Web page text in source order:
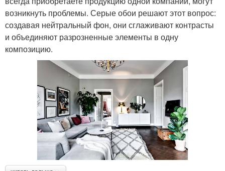
возникнуть проблемы. Серые обои решают этот вопрос:
создавая нейтральный фон, они сглаживают контрасты
и объединяют разрозненные элементы в одну
композицию.